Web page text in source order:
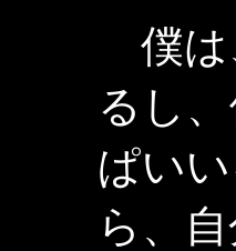
僕は
るし
ぱい
ら、